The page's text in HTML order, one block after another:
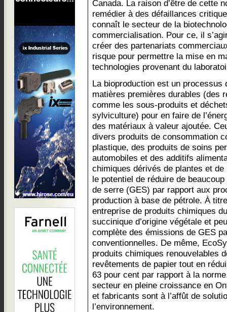
Canada. La raison d’être de cette
remédier à des défaillances
connaît le secteur de la
commercialisation. Pour ce, il
créer des partenariats
risque pour permettre la mise en
technologies provenant du
La bioproduction est un processus
matières premières durables (des
comme les sous-produits et
sylviculture) pour en faire de
des matériaux à valeur ajoutée.
divers produits de consommation
plastique, des produits de soins
automobiles et des additifs
chimiques dérivés de plantes et
le potentiel de réduire de
de serre (GES) par rapport aux
production à base de pétrole. À
entreprise de produits chimiques
succinique d’origine végétale et
complète des émissions de GES
conventionnelles. De même,
produits chimiques renouvelables
revêtements de papier tout en
63 pour cent par rapport à la
secteur en pleine croissance en
et fabricants sont à l’affût de
l’environnement.